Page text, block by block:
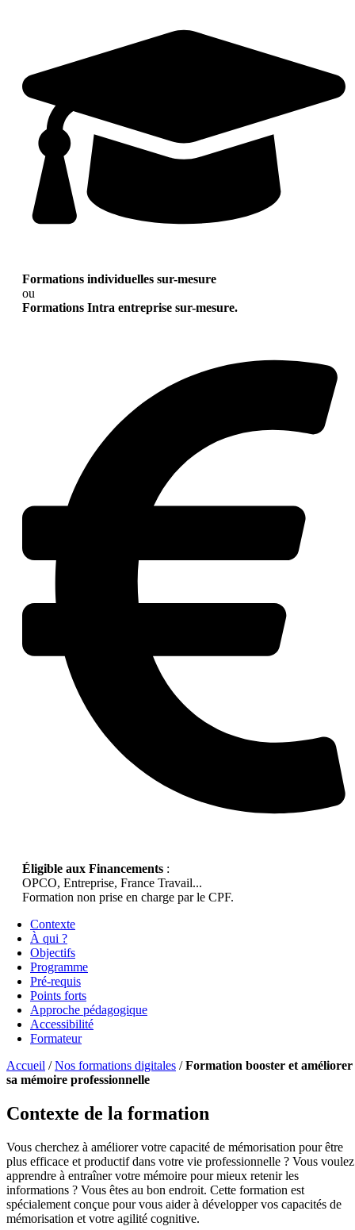
Formations individuelles sur-mesure
ou
Formations Intra entreprise sur-mesure.
Éligible aux Financements :
OPCO, Entreprise, France Travail...
Formation non prise en charge par le CPF.
Contexte
À qui ?
Objectifs
Programme
Pré-requis
Points forts
Approche pédagogique
Accessibilité
Formateur
Accueil /Nos formations digitales /Formation booster et améliorer
sa mémoire professionnelle
Contexte de la formation
Vous cherchez à améliorer votre capacité de mémorisation pour être
plus efficace et productif dans votre vie professionnelle ? Vous voulez
apprendre à entraîner votre mémoire pour mieux retenir les
informations ? Vous êtes au bon endroit. Cette formation est
spécialement conçue pour vous aider à développer vos capacités de
mémorisation et votre agilité cognitive.